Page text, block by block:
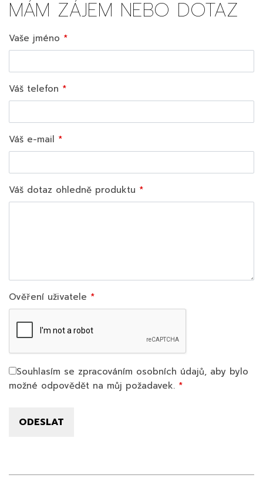
MÁM ZÁJEM NEBO DOTAZ
Vaše jméno
Váš telefon
Váš e-mail
Váš dotaz ohledně produktu
Ověření uživatele
Souhlasím se zpracováním osobních údajů, aby bylo
možné odpovědět na můj požadavek.